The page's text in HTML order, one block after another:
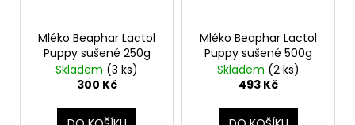
Mléko Beaphar Lactol
Puppy sušené 250g
Skladem (3 ks)
300 Kč
Mléko Beaphar Lactol
Puppy sušené 500g
Skladem (2 ks)
493 Kč